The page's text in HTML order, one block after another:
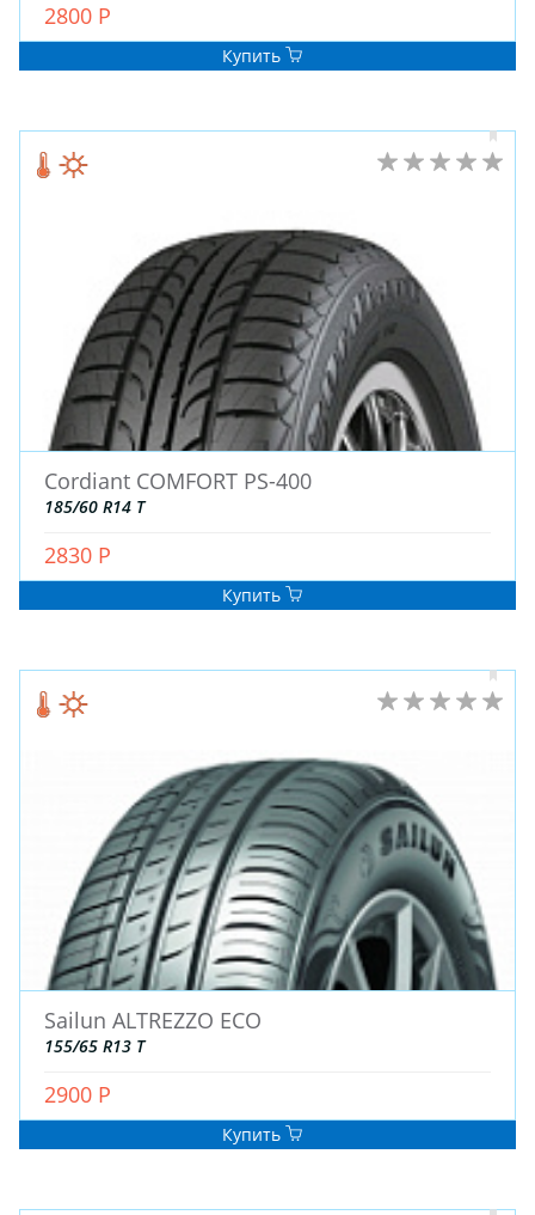
2800 Р
Купить
Cordiant COMFORT PS-400
185/60 R14 T
2830 Р
Купить
Sailun ALTREZZO ECO
155/65 R13 T
2900 Р
Купить